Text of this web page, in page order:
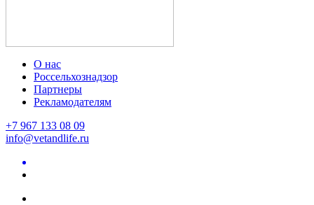
О нас
Россельхознадзор
Партнеры
Рекламодателям
+7 967 133 08 09
info@vetandlife.ru